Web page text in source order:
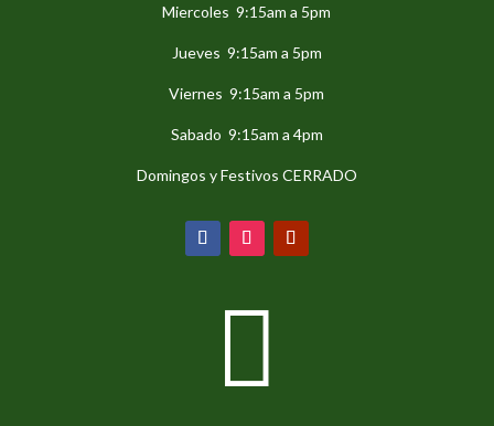
Miercoles 9:15am a 5pm
Jueves 9:15am a 5pm
Viernes 9:15am a 5pm
Sabado 9:15am a 4pm
Domingos y Festivos CERRADO
